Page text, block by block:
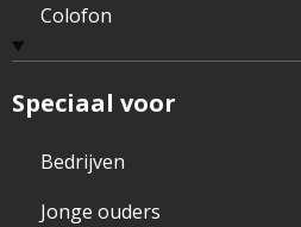
Colofon
Speciaal voor
Bedrijven
Jonge ouders